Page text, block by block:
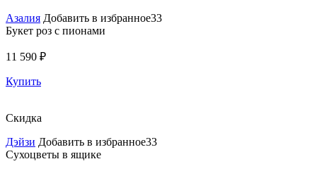
Азалия Добавить в избранное33
Букет роз с пионами
11 590 ₽
Купить
Скидка
Дэйзи Добавить в избранное33
Сухоцветы в ящике